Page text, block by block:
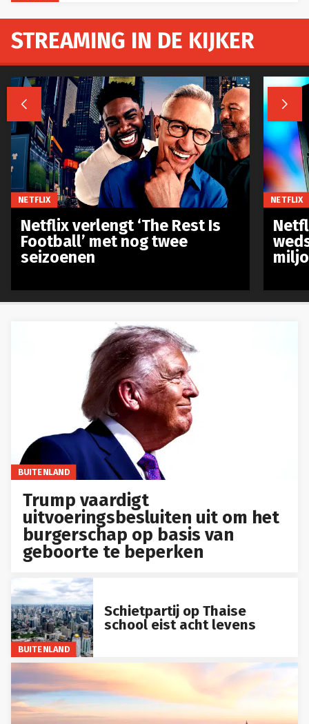
BUITENLAND
Trump vaardigt
uitvoeringsbesluiten uit om het
burgerschap op basis van
geboorte te beperken
BUITENLAND
Schietpartij op Thaise
school eist acht levens
STREAMING IN DE KIJKER
 
NETFLIX
Netflix verlengt ‘The Rest Is
Football’ met nog twee
seizoenen
NETFLIX